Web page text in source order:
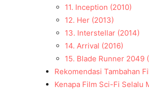
11. Inception (2010)
12. Her (2013)
13. Interstellar (2014)
14. Arrival (2016)
15. Blade Runner 2049
Rekomendasi Tambahan
Kenapa Film Sci-Fi Selalu